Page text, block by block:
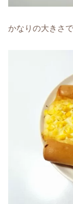
かなりの大きさで